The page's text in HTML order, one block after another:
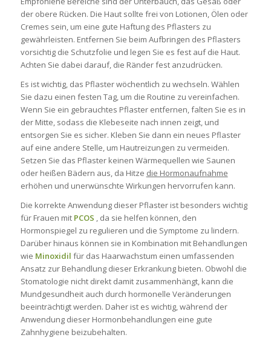
der obere Rücken. Die Haut sollte frei von Lotionen, Ölen oder
Cremes sein, um eine gute Haftung des Pflasters zu
gewährleisten. Entfernen Sie beim Aufbringen des Pflasters
vorsichtig die Schutzfolie und legen Sie es fest auf die Haut.
Achten Sie dabei darauf, die Ränder fest anzudrücken.
Es ist wichtig, das Pflaster wöchentlich zu wechseln. Wählen
Sie dazu einen festen Tag, um die Routine zu vereinfachen.
Wenn Sie ein gebrauchtes Pflaster entfernen, falten Sie es in
der Mitte, sodass die Klebeseite nach innen zeigt, und
entsorgen Sie es sicher. Kleben Sie dann ein neues Pflaster
auf eine andere Stelle, um Hautreizungen zu vermeiden.
Setzen Sie das Pflaster keinen Wärmequellen wie Saunen
oder heißen Bädern aus, da Hitze die Hormonaufnahme
erhöhen und unerwünschte Wirkungen hervorrufen kann.
Die korrekte Anwendung dieser Pflaster ist besonders wichtig
für Frauen mit PCOS , da sie helfen können, den
Hormonspiegel zu regulieren und die Symptome zu lindern.
Darüber hinaus können sie in Kombination mit Behandlungen
wie Minoxidil für das Haarwachstum einen umfassenden
Ansatz zur Behandlung dieser Erkrankung bieten. Obwohl die
Stomatologie nicht direkt damit zusammenhängt, kann die
Mundgesundheit auch durch hormonelle Veränderungen
beeinträchtigt werden. Daher ist es wichtig, während der
Anwendung dieser Hormonbehandlungen eine gute
Zahnhygiene beizubehalten.